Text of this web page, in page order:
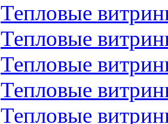
Тепловые
Тепловые
Тепловые
Тепловые
Тепловые